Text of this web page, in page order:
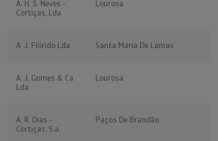
A. H. S. Neves -
Cortiças, Lda
Lourosa
A. J. Flórido Lda Santa Maria De Lamas
A. J. Gomes & Ca
Lda
Lourosa
A. R. Dias -
Cortiças, S.a.
Paços De Brandão